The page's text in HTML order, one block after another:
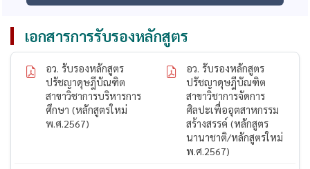
เอกสารการรับรองหลักสูตร
อว. รับรองหลักสูตร
ปรัชญาดุษฎีบัณฑิต
สาขาวิชาการบริหารการ
ศึกษา (หลักสูตรใหม่
พ.ศ.2567)
อว. รับรองหลักสูตร
ปรัชญาดุษฎีบัณฑิต
สาขาวิชาการจัดการ
ศิลปะเพื่ออุตสาหกรรม
สร้างสรรค์ (หลักสูตร
นานาชาติ/หลักสูตรใหม่
พ.ศ.2567)